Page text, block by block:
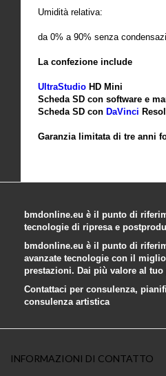
Umidità relativa:
da 0% a 90% senza
La confezione include
UltraStudio HD Mini
Scheda SD con software e
Scheda SD con DaVinci
Garanzia limitata di tre anni
bmdonline.eu è il punto di
tecnologie di ripresa e
bmdonline.eu è il punto di
avanzate tecnologie con il
prestazioni. Dai più valore al
Contattaci per consulenza,
consulenza artistica
INFORMAZIONI DI CONTATTO